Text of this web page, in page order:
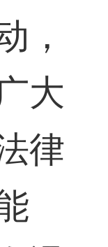
，
大
律